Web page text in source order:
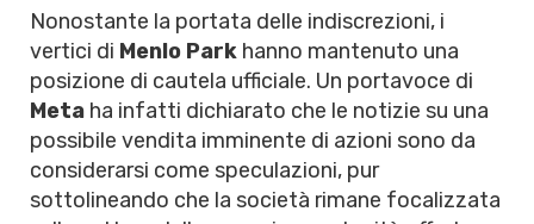
Nonostante la portata delle indiscrezioni, i
vertici di Menlo Park hanno mantenuto una
posizione di cautela ufficiale. Un portavoce di
Meta ha infatti dichiarato che le notizie su una
possibile vendita imminente di azioni sono da
considerarsi come speculazioni, pur
sottolineando che la società rimane focalizzata